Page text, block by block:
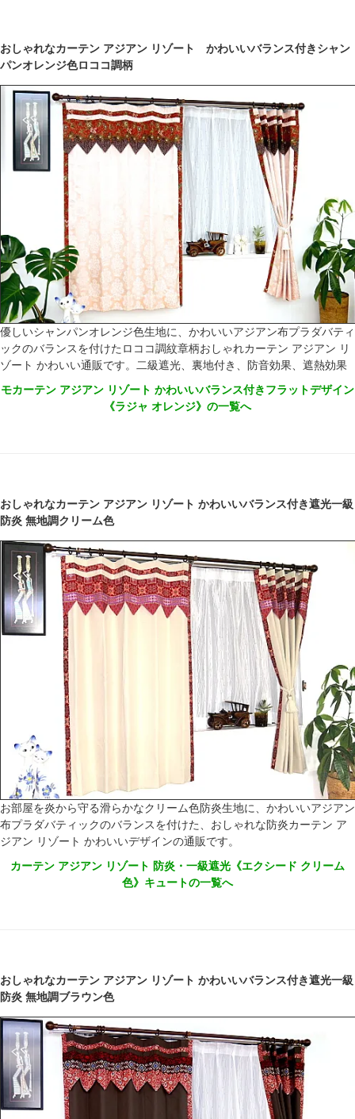
おしゃれなカーテン アジアン リゾート かわいいバランス付きシャン
パンオレンジ色ロココ調柄
優しいシャンパンオレンジ色生地に、かわいいアジアン布プラダバティ
ックのバランスを付けたロココ調紋章柄おしゃれカーテン アジアン リ
ゾート かわいい通販です。二級遮光、裏地付き、防音効果、遮熱効果
モカーテン アジアン リゾート かわいいバランス付きフラットデザイン
《ラジャ オレンジ》の一覧へ
おしゃれなカーテン アジアン リゾート かわいいバランス付き遮光一級
防炎 無地調クリーム色
お部屋を炎から守る滑らかなクリーム色防炎生地に、かわいいアジアン
布プラダバティックのバランスを付けた、おしゃれな防炎カーテン ア
ジアン リゾート かわいいデザインの通販です。
カーテン アジアン リゾート 防炎・一級遮光《エクシード クリーム
色》キュートの一覧へ
おしゃれなカーテン アジアン リゾート かわいいバランス付き遮光一級
防炎 無地調ブラウン色